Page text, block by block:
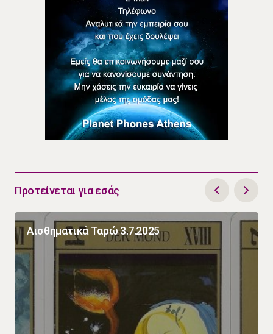
Προτείνεται για εσάς
Αισθηματικά Ταρώ 3.7.2025